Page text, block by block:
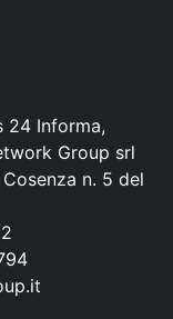
24 Informa,
Group srl
n. 5 del